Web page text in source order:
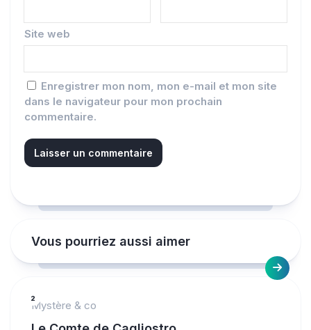
Site web
Enregistrer mon nom, mon e-mail et mon site
dans le navigateur pour mon prochain
commentaire.
Vous pourriez aussi aimer
2
Mystère & co